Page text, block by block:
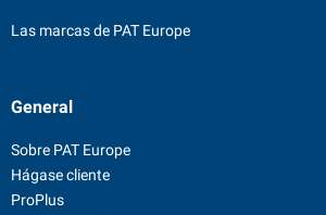
Las marcas de PAT Europe
General
Sobre PAT Europe
Hágase cliente
ProPlus